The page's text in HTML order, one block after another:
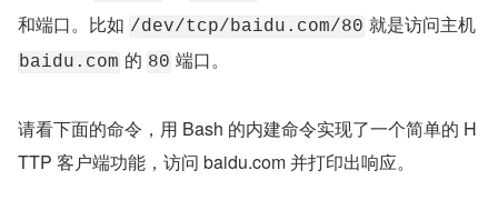
和端口。比如 /dev/tcp/baidu.com/80
baidu.com 的 80 端口。
请看下面的命令，用 Bash 的内建命令实现了一个简单的 H
TTP 客户端功能，访问 baidu.com 并打印出响应。